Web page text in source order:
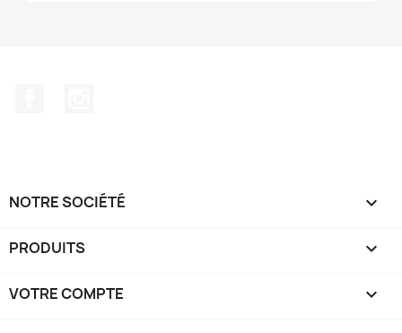
NOTRE SOCIÉTÉ 
PRODUITS 
VOTRE COMPTE 